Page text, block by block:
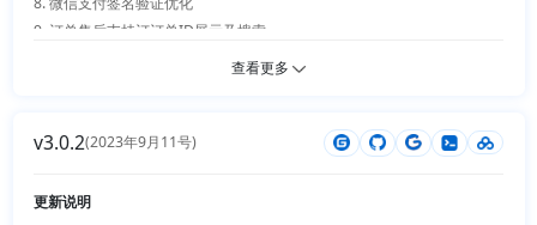
9. 订单售后支持订订单ID展示及搜索
10. 首页轮播新增描述和有效时间 查看更多
v3.0.2(2023年9月11号)
更新说明